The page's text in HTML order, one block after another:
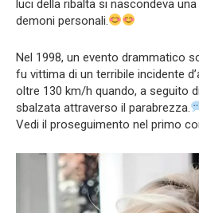
luci della ribalta si nascondeva
demoni personali.
Nel 1998, un evento drammatico
fu vittima di un terribile incidente
oltre 130 km/h quando, a seguito
sbalzata attraverso il parabrezza.
Vedi il proseguimento nel primo